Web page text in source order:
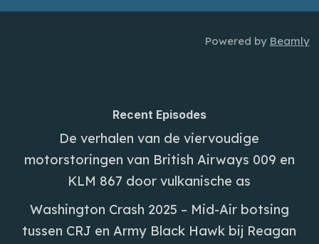
Powered by Beamly
Recent Episodes
De verhalen van de viervoudige
motorstoringen van British Airways 009 en
KLM 867 door vulkanische as
Washington Crash 2025 – Mid-Air botsing
tussen CRJ en Army Black Hawk bij Reagan